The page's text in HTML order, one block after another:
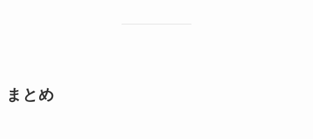
まとめ